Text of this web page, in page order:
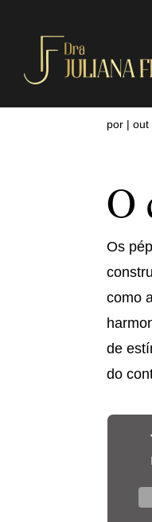
por |out
O
Os
como
de
do